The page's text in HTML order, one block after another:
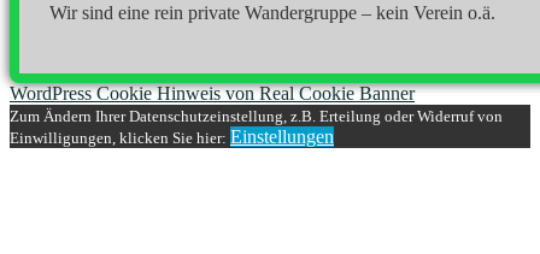
Wir sind eine rein private Wandergruppe – kein Verein o.ä.
WordPress Cookie Hinweis von Real Cookie Banner
Zum Ändern Ihrer Datenschutzeinstellung, z.B. Erteilung oder Widerruf von
Einwilligungen, klicken Sie hier: Einstellungen